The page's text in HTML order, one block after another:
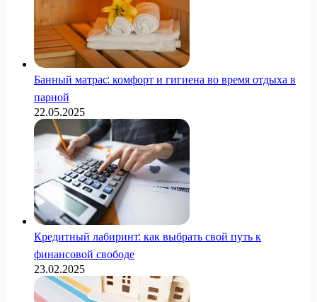
Банный матрас: комфорт и гигиена во время отдыха в
парной
22.05.2025
Кредитный лабиринт: как выбрать свой путь к
финансовой свободе
23.02.2025